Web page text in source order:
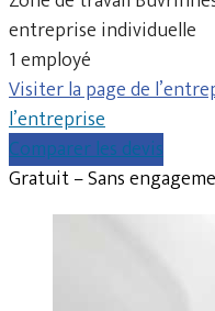
entreprise individuelle
1 employé
Visiter la page de
l’entreprise
Comparer les devis
Gratuit – Sans